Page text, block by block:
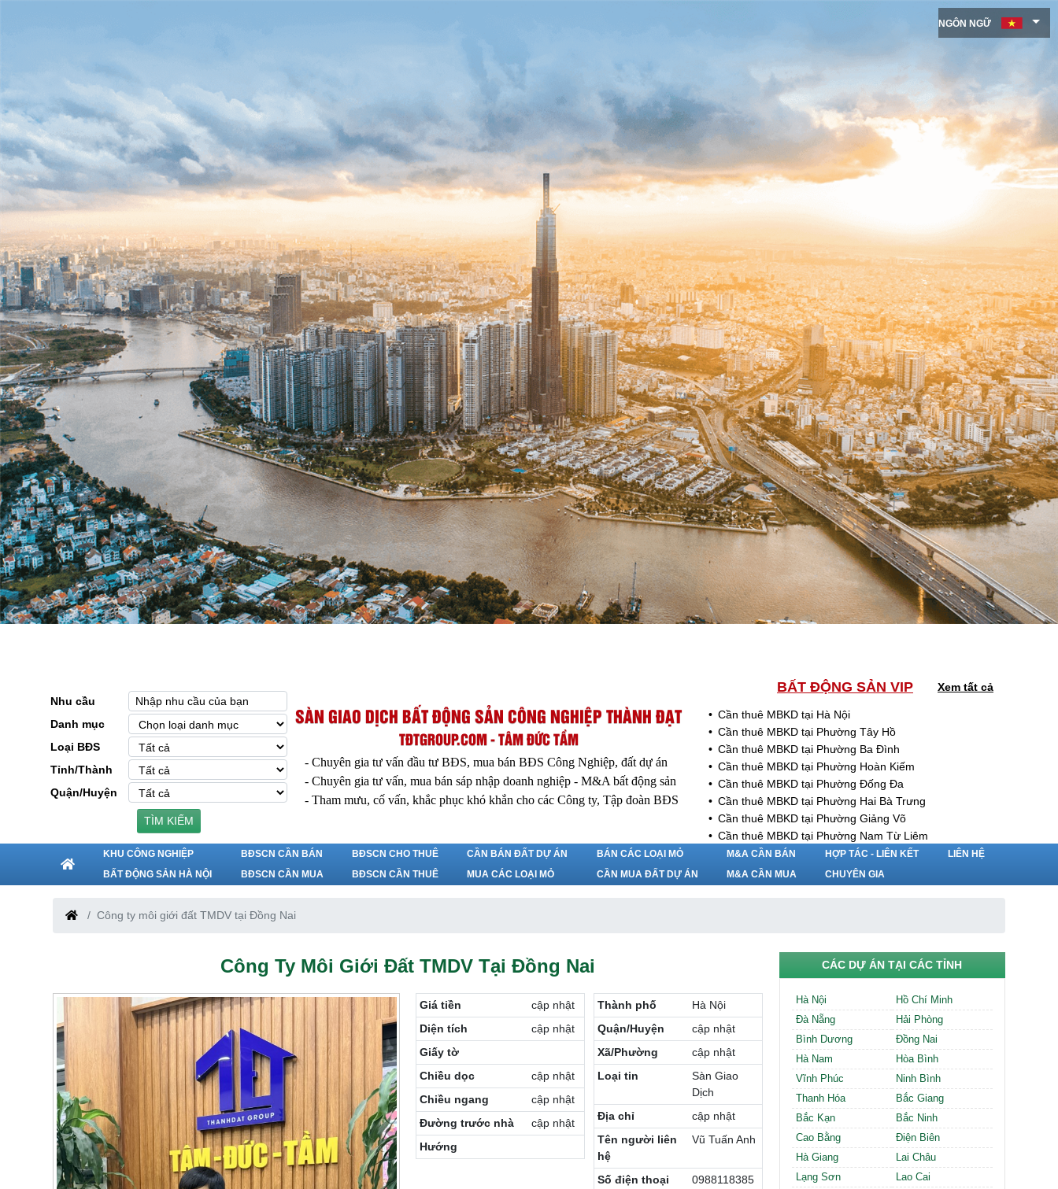
Nhu cầu
Danh mục
Loại BĐS
Tỉnh/Thành
Quận/Huyện
TÌM KIẾM
SÀN GIAO DỊCH BẤT ĐỘNG SẢN CÔNG NGHIỆP THÀNH ĐẠT
TĐTGROUP.COM - TÂM ĐỨC TẦM
- Chuyên gia tư vấn đầu tư BĐS, mua bán BĐS Công Nghiệp, đất dự án
- Chuyên gia tư vấn, mua bán sáp nhập doanh nghiệp - M&A bất động sản
- Tham mưu, cố vấn, khắc phục khó khắn cho các Công ty, Tập đoàn BĐS
BẤT ĐỘNG SẢN VIP Xem tất cả
Cần thuê MBKD tại Hà Nội
Cần thuê MBKD tại Phường Tây Hồ
Cần thuê MBKD tại Phường Ba Đình
Cần thuê MBKD tại Phường Hoàn Kiếm
Cần thuê MBKD tại Phường Đống Đa
Cần thuê MBKD tại Phường Hai Bà Trưng
Cần thuê MBKD tại Phường Giảng Võ
Cần thuê MBKD tại Phường Nam Từ Liêm
Cần thuê MBKD tại Phường Cầu Giấy
Cần thuê MBKD tại Phường Thanh Xuân
Cần thuê MBKD tại Phường Long Biên
Cần thuê MBKD tại Phường Yên Hòa
Cần thuê MBKD tại Phường Nghĩa Độ
Cần thuê MBKD tại Phường Phương Liệt
Cần thuê MBKD tại Phường Khương Đình
Cần thuê MBKD tại Phường Yên Sở
Cần thuê MBKD tại Phường Hoàng Liệt
Cần thuê MBKD tại Phường Định Công
Cần thuê MBKD tại Phường Tương Mai
Cần thuê MBKD tại Phường Vĩnh Hưng
Cần thuê MBKD tại Phường Lĩnh Nam
Cần thuê MBKD tại Phường Hồng Hà
Cần thuê MBKD tại Phường Láng
Cần thuê MBKD tại Phường Văn Miếu
Cần thuê MBKD tại Phường Kim Liên
NGÔN NGỮ
KHU CÔNG NGHIỆP
BẤT ĐỘNG SẢN HÀ NỘI
BĐSCN CẦN BÁN
BĐSCN CẦN MUA
BĐSCN CHO THUÊ
BĐSCN CẦN THUÊ
CẦN BÁN ĐẤT DỰ ÁN
MUA CÁC LOẠI MỎ
BÁN CÁC LOẠI MỎ
CẦN MUA ĐẤT DỰ ÁN
M&A CẦN BÁN
M&A CẦN MUA
HỢP TÁC - LIÊN KẾT
CHUYÊN GIA
LIÊN HỆ
Công ty môi giới đất TMDV tại Đồng Nai
Công Ty Môi Giới Đất TMDV Tại Đồng Nai
Giá tiền
cập nhật
Diện tích
cập nhật
Giấy tờ
Chiều dọc
cập nhật
Chiều ngang
cập nhật
Đường trước nhà
cập nhật
Hướng
Thành phố
Hà Nội
Quận/Huyện
cập nhật
Xã/Phường
cập nhật
Loại tin
Sàn Giao
Dịch
Địa chỉ
cập nhật
Tên người liên
hệ
Vũ Tuấn Anh
Số điện thoại 0988118385
CÁC DỰ ÁN TẠI CÁC TỈNH
Hà Nội
Hồ Chí Minh
Đà Nẵng
Hải Phòng
Bình Dương
Đồng Nai
Hà Nam
Hòa Bình
Vĩnh Phúc
Ninh Bình
Thanh Hóa
Bắc Giang
Bắc Kạn
Bắc Ninh
Cao Bằng
Điện Biên
Hà Giang
Lai Châu
Lạng Sơn
Lao Cai